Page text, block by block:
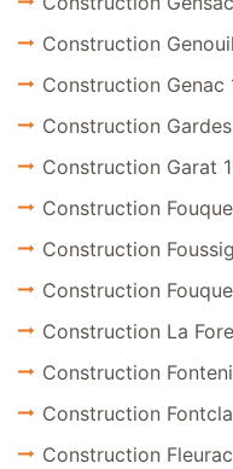
Construction
Construction Genac
Construction
Construction Garat
Construction
Construction
Construction
Construction La
Construction
Construction
Construction